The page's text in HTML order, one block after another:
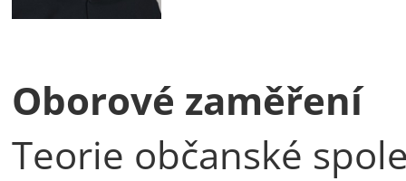
Oborové zaměření
Teorie občanské